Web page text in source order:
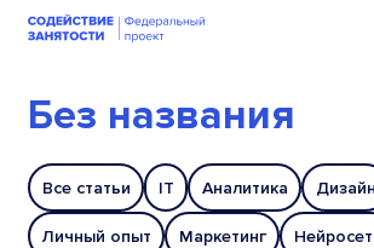
Без названия
Все статьи IT Аналитика Дизайн
Личный опыт Маркетинг